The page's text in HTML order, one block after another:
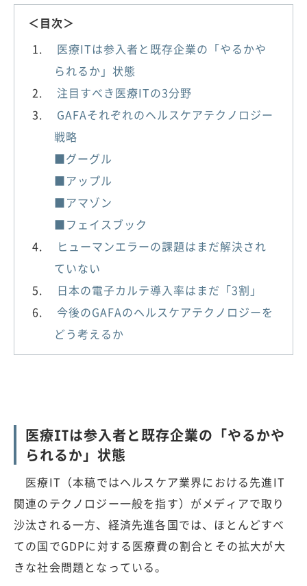
＜目次＞
医療ITは参入者と既存企業の「やるかや
られるか」状態
注目すべき医療ITの3分野
GAFAそれぞれのヘルスケアテクノロジー
戦略
■グーグル
■アップル
■アマゾン
■フェイスブック
ヒューマンエラーの課題はまだ解決され
ていない
日本の電子カルテ導入率はまだ「3割」
今後のGAFAのヘルスケアテクノロジーを
どう考えるか
医療ITは参入者と既存企業の「やるかや
られるか」状態
医療IT（本稿ではヘルスケア業界における先進IT
関連のテクノロジー一般を指す）がメディアで取り
沙汰される一方、経済先進各国では、ほとんどすべ
ての国でGDPに対する医療費の割合とその拡大が大
きな社会問題となっている。